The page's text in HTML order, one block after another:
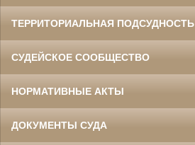
ТЕРРИТОРИАЛЬНАЯ ПОДСУДНОСТЬ
СУДЕЙСКОЕ СООБЩЕСТВО
НОРМАТИВНЫЕ АКТЫ
ДОКУМЕНТЫ СУДА